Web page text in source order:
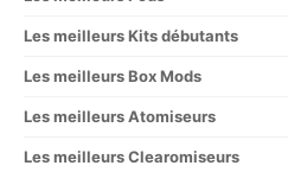
Les meilleurs Kits débutants
Les meilleurs Box Mods
Les meilleurs Atomiseurs
Les meilleurs Clearomiseurs